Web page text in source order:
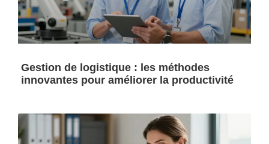
Gestion de logistique : les méthodes
innovantes pour améliorer la productivité